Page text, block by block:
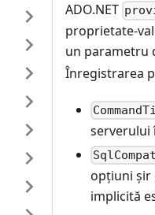
ADO.NET
proprietate-
un parametru
Înregistrarea
serverului
opțiuni șir
implicită